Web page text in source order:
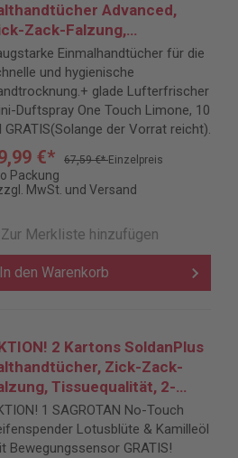
Advanced,
Zack-Falzung,
2-lagig, weiß + 1
Duftspray One Touch
Limone, 10 ml GRATIS
Einmalhandtücher für die
und hygienische
glade Lufterfrischer
Duftspray One Touch Limone, 10
GRATIS(Solange der Vorrat reicht).
€* 67,59 €*Einzelpreis
Packung
MwSt. und Versand
Zur Merkliste hinzufügen
In den Warenkorb
2 Kartons SoldanPlus
Zick-Zack-
Tissuequalität, 2-
weiß + SAGROTAN
GRATIS
1 SAGROTAN No-Touch
Lotusblüte & Kamilleöl
Bewegungssensor GRATIS!